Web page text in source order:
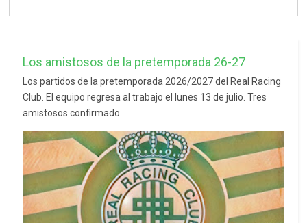
Los amistosos de la pretemporada 26-27
Los partidos de la pretemporada 2026/2027 del Real Racing
Club. El equipo regresa al trabajo el lunes 13 de julio. Tres
amistosos confirmado...